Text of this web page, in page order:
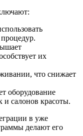
их
что снижает
оборудование
салонов красоты.
в уже
делают его